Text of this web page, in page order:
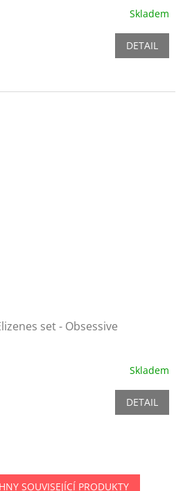
Skladem
DETAIL
set - Obsessive
Skladem
DETAIL
SOUVISEJÍCÍ PRODUKTY